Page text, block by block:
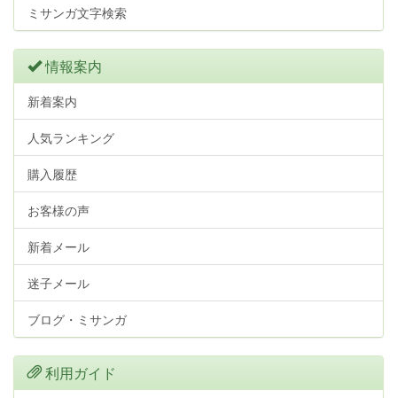
ミサンガ文字検索
情報案内
新着案内
人気ランキング
購入履歴
お客様の声
新着メール
迷子メール
ブログ・ミサンガ
利用ガイド